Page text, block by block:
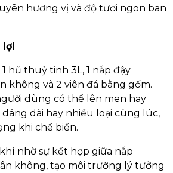
hương vị và độ tươi ngon ban
lợi
hũ thuỷ tinh 3L, 1 nắp đậy
không và 2 viên đá bằng gốm.
dùng có thể lên men hay
dài hay nhiều loại cùng lúc,
khi chế biến.
nhờ sự kết hợp giữa nắp
không, tạo môi trường lý tưởng